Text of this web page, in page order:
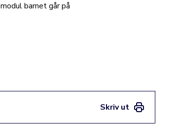
barnet går på
Skriv ut